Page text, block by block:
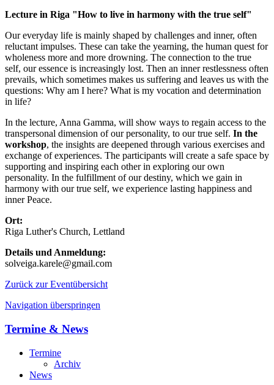
Lecture in Riga "How to live in harmony with the true self"
Our everyday life is mainly shaped by challenges and inner, often
reluctant impulses. These can take the yearning, the human quest for
wholeness more and more drowning. The connection to the true
self, our essence is increasingly lost. Then an inner restlessness often
prevails, which sometimes makes us suffering and leaves us with the
questions: Why am I here? What is my vocation and determination
in life?
In the lecture, Anna Gamma, will show ways to regain access to the
transpersonal dimension of our personality, to our true self. In the
workshop, the insights are deepened through various exercises and
exchange of experiences. The participants will create a safe space by
supporting and inspiring each other in exploring our own
personality. In the fulfillment of our destiny, which we gain in
harmony with our true self, we experience lasting happiness and
inner Peace.
Ort:
Riga Luther's Church, Lettland
Details und Anmeldung:
solveiga.karele@gmail.com
Zurück zur Eventübersicht
Navigation überspringen
Termine & News
Termine
Archiv
News